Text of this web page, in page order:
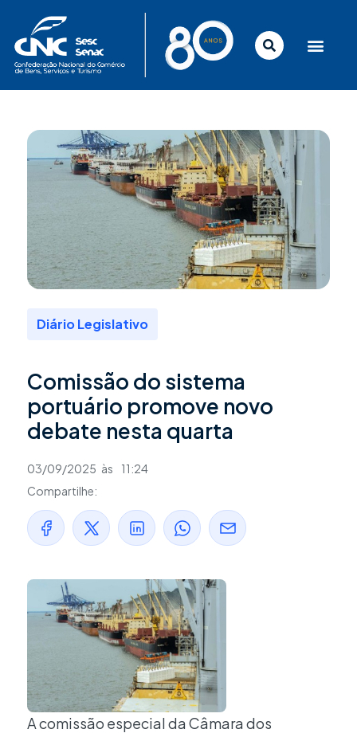
conteúdo
Diário Legislativo
Comissão do sistema
portuário promove novo
debate nesta quarta
03/09/2025 às
11:24
Compartilhe:
A comissão especial da Câmara dos